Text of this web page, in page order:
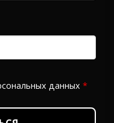
данных *